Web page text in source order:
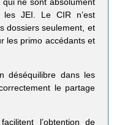
les JEI. Le CIR n’est
dossiers seulement, et
les primo accédants et
déséquilibre dans les
le partage
l’obtention de